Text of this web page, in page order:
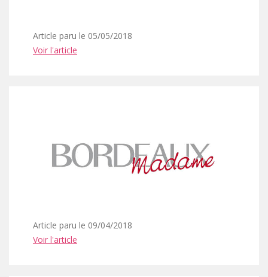
Article paru le 05/05/2018
Voir l'article
Article paru le 09/04/2018
Voir l'article